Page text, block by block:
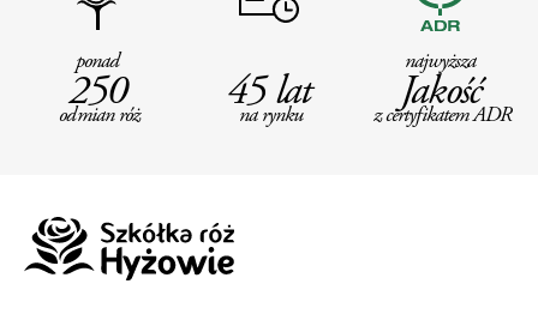
ponad
250
odmian róż
45 lat
na rynku
najwyższa
Jakość
z certyfikatem ADR